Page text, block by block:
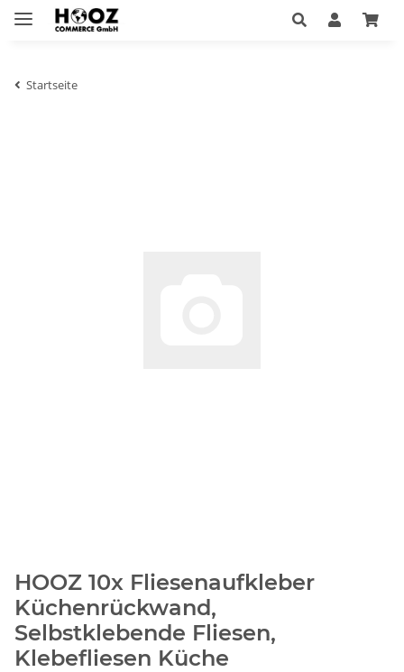
Startseite
HOOZ 10x Fliesenaufkleber
Küchenrückwand,
Selbstklebende Fliesen,
Klebefliesen Küche